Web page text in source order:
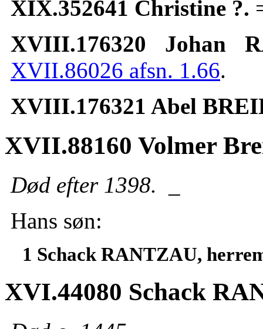
XIX.352641 Christine ?.
XVIII.176320 Johan
XVII.86026 afsn. 1.66.
XVIII.176321 Abel
XVII.88160 Volmer
Død efter 1398.
Hans søn:
1 Schack RANTZAU,
XVI.44080 Schack